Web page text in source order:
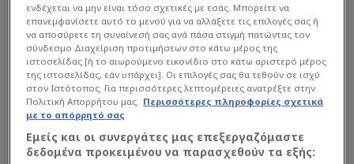
63'
Κίτρινη κάρτα
Issa Diop
Αλλαγή εκτός
Ayyoub Bouaddi
62'
Αλλαγή εντός
Sofyan Amrabat
Αλλαγή εκτός
5
KOUNDE
4
UPAMECANO
SALIBA
DIGNE
16
MAIGNAN
Διάταξη 4-2-3-1
Διευθυντής
ενδέχεται να μην είναι τόσο σχετικές με εσάς. Μπορείτε να
επανεμφανίσετε αυτό το μενού για να αλλάξετε τις επιλογές σας ή
να αποσύρετε τη συναίνεσή σας ανά πάσα στιγμή πατώντας τον
σύνδεσμο Διαχείριση προτιμήσεων στο κάτω μέρος της
ιστοσελίδας [ή το αιωρούμενο εικονίδιο στο κάτω αριστερό μέρος
της ιστοσελίδας, εάν υπάρχει]. Οι επιλογές σας θα τεθούν σε ισχύ
στον Ιστότοπος. Για περισσότερες λεπτομέρειες ανατρέξτε στην
Πολιτική Απορρήτου μας. Περισσότερες πληροφορίες σχετικά
με το απόρρητό σας
Εμείς και οι συνεργάτες μας επεξεργαζόμαστε
δεδομένα προκειμένου να παρασχεθούν τα εξής: